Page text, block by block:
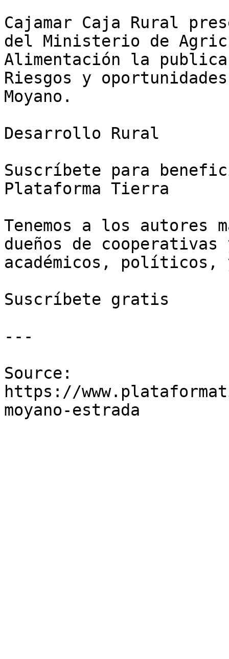
Cajamar Caja Rural
del Ministerio de
Alimentación la
Riesgos y
Moyano.
Desarrollo Rural
Suscríbete para
Plataforma Tierra
Tenemos a los autores
dueños de cooperativas
académicos, políticos,
Suscríbete gratis
---
Source:
https://